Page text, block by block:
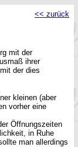
<< zurück
mit der
ihrer
der dies
kleinen (aber
vorher eine
Öffnungszeiten
in Ruhe
man allerdings